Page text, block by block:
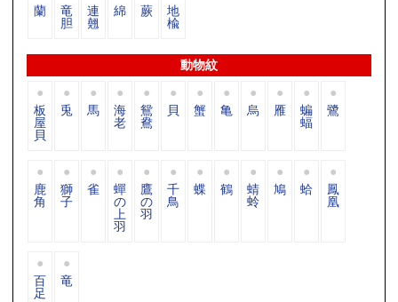
蘭 竜
胆
連
翹
綿 蕨 地
楡
動物紋
板
屋
貝
兎 馬 海
老
鴛
鴦
貝 蟹 亀 烏 雁 蝙
蝠
鷺
鹿
角
獅
子
雀 蟬
の
上
羽
鷹
の
羽
千
鳥
蝶 鶴 蜻
蛉
鳩 蛤 鳳
凰
百
足
竜